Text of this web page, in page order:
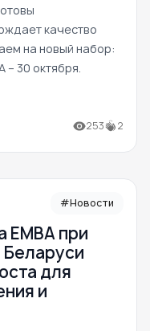
качество
на новый набор:
– 30 октября.
253 2
#Новости
ЕМВА при
для
и